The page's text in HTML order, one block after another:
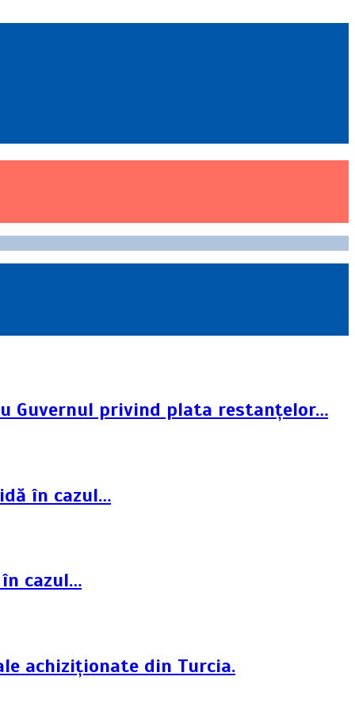
Guvernul privind plata restanțelor…
în cazul…
cazul…
achiziționate din Turcia.